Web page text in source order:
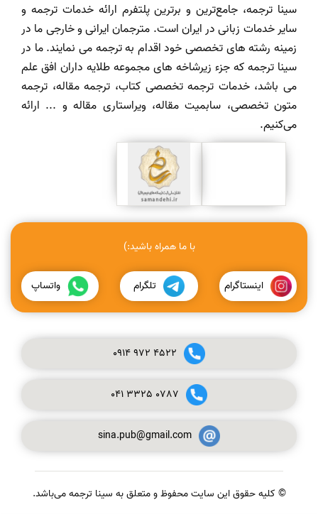
سینا ترجمه، جامع‌ترین و برترین پلتفرم ارائه خدمات ترجمه و
سایر خدمات زبانی در ایران است. مترجمان ایرانی و خارجی ما در
زمینه رشته های تخصصی خود اقدام به ترجمه می نمایند. ما در
سینا ترجمه که جزء زیرشاخه های مجموعه طلایه داران افق علم
می باشد، خدمات ترجمه تخصصی کتاب، ترجمه مقاله، ترجمه
متون تخصصی، سابمیت مقاله، ویراستاری مقاله و ... ارائه
می‌کنیم.
با ما همراه باشید:)
اینستاگرام تلگرام واتساپ
0914972 4522
041 3325 0787
sina.pub@gmail.com
© کلیه حقوق این سایت محفوظ و متعلق به سینا ترجمه می‌باشد.